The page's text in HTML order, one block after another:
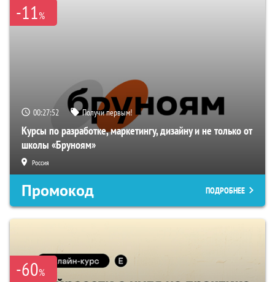
-11%
00:27:51 Получи первым!
Курсы по разработке, маркетингу, дизайну и не только от
школы «Бруноям»
Россия
Промокод ПОДРОБНЕЕ
-60%